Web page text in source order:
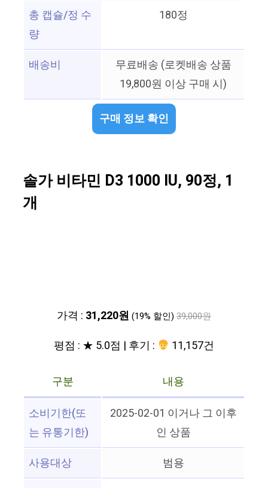
총 캡슐/정 수
량
180정
배송비
무료배송 (로켓배송 상품
19,800원 이상 구매 시)
구매 정보 확인
솔가 비타민 D3 1000 IU, 90정, 1
개
가격 : 31,220원 (19% 할인) 39,000원
평점 : ★ 5.0점 | 후기 : 11,157건
구분
내용
소비기한(또
는 유통기한)
2025-02-01 이거나 그 이후
인 상품
사용대상
범용